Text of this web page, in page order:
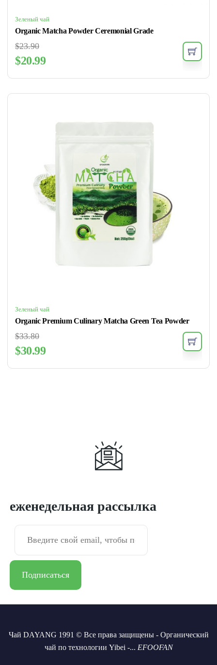
Зеленый чай
Organic Matcha Powder Ceremonial Grade
$23.90
$20.99
Зеленый чай
Organic Premium Culinary Matcha Green Tea Powder
$33.80
$30.99
еженедельная рассылка
Чай DAYANG 1991 © Все права защищены - Органический
чай по технологии Yibei -... EFOOFAN